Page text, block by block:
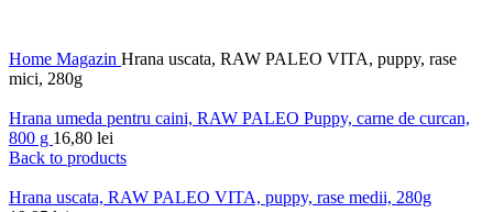
Home Magazin Hrana uscata, RAW PALEO VITA, puppy, rase
mici, 280g
Hrana umeda pentru caini, RAW PALEO Puppy, carne de curcan,
800 g 16,80 lei
Back to products
Hrana uscata, RAW PALEO VITA, puppy, rase medii, 280g